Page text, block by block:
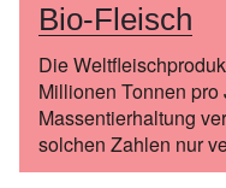
Bio-Fleisch
Die
Millionen Tonnen
Massentierhaltung
solchen Zahlen nur